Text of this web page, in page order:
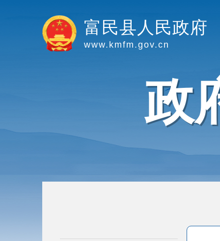
富民县人民政府
www.kmfm.gov.cn
政